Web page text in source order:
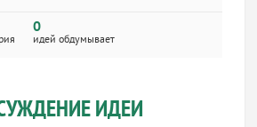
0
идей обдумывает
ИДЕИ